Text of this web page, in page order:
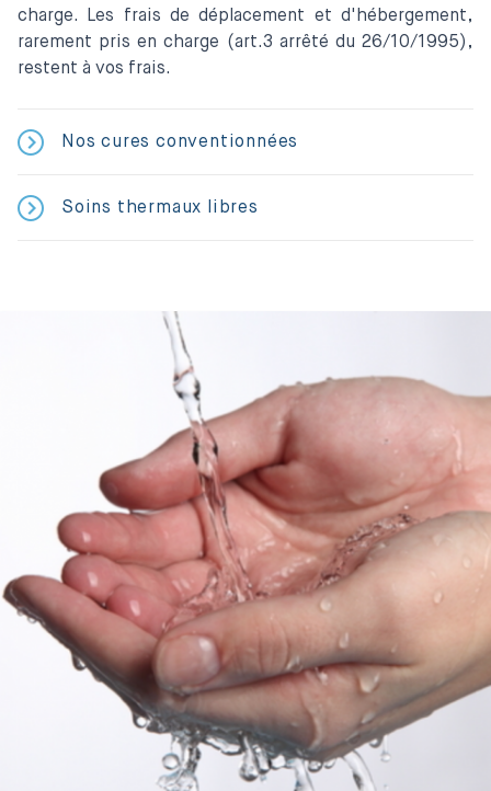
charge. Les frais de déplacement et d'hébergement,
rarement pris en charge (art.3 arrêté du 26/10/1995),
restent à vos frais.
Nos cures conventionnées
Soins thermaux libres